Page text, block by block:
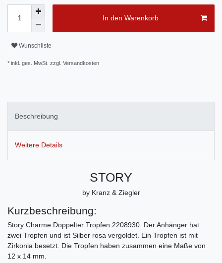
In den Warenkorb
Wunschliste
* inkl. ges. MwSt. zzgl. Versandkosten
Beschreibung
Weitere Details
STORY
by Kranz & Ziegler
Kurzbeschreibung:
Story Charme Doppelter Tropfen 2208930. Der Anhänger hat
zwei Tropfen und ist Silber rosa vergoldet. Ein Tropfen ist mit
Zirkonia besetzt. Die Tropfen haben zusammen eine Maße von
12 x 14 mm.